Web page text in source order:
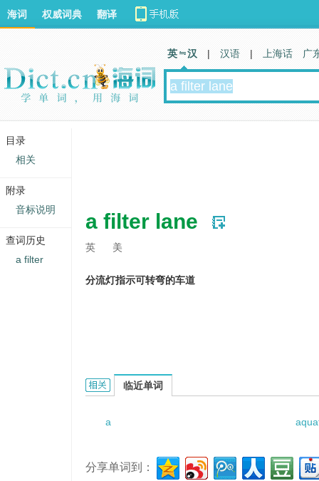
a filter lane
英 美
分流灯指示可转弯的车道
a filter lane的相关资料：
临近单词
a
分享单词到：
海词 权威词典 翻译
英 汉 | 汉语 | 上海话 广
目录
相关
附录
音标说明
查词历史
a filter